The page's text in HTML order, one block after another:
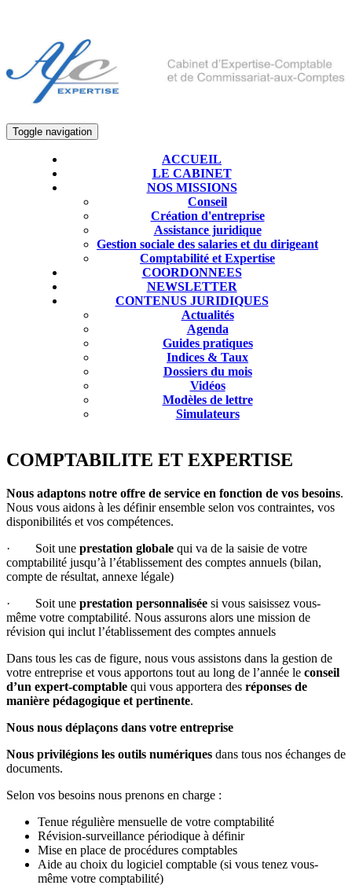
Toggle navigation
ACCUEIL
LE CABINET
NOS MISSIONS
Conseil
Création d'entreprise
Assistance juridique
Gestion sociale des salaries et du dirigeant
Comptabilité et Expertise
COORDONNEES
NEWSLETTER
CONTENUS JURIDIQUES
Actualités
Agenda
Guides pratiques
Indices & Taux
Dossiers du mois
Vidéos
Modèles de lettre
Simulateurs
COMPTABILITE ET EXPERTISE
Nous adaptons notre offre de service en fonction de vos besoins.
Nous vous aidons à les définir ensemble selon vos contraintes, vos
disponibilités et vos compétences.
· Soit une prestation globale qui va de la saisie de votre
comptabilité jusqu’à l’établissement des comptes annuels (bilan,
compte de résultat, annexe légale)
· Soit une prestation personnalisée si vous saisissez vous-
même votre comptabilité. Nous assurons alors une mission de
révision qui inclut l’établissement des comptes annuels
Dans tous les cas de figure, nous vous assistons dans la gestion de
votre entreprise et vous apportons tout au long de l’année le conseil
d’un expert-comptable qui vous apportera des réponses de
manière pédagogique et pertinente.
Nous nous déplaçons dans votre entreprise
Nous privilégions les outils numériques dans tous nos échanges de
documents.
Selon vos besoins nous prenons en charge :
Tenue régulière mensuelle de votre comptabilité
Révision-surveillance périodique à définir
Mise en place de procédures comptables
Aide au choix du logiciel comptable (si vous tenez vous-
même votre comptabilité)